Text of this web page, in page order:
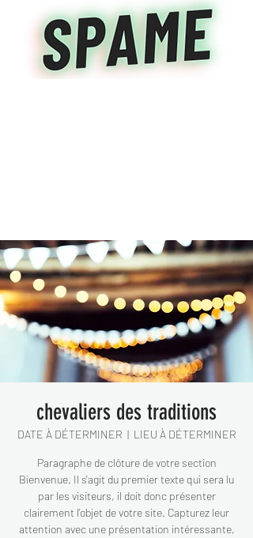
chevaliers des traditions
DATE À DÉTERMINER
  |
LIEU À DÉTERMINER
Paragraphe de clôture de votre section
Bienvenue. Il s'agit du premier texte qui sera lu
par les visiteurs, il doit donc présenter
clairement l'objet de votre site. Capturez leur
attention avec une présentation intéressante,